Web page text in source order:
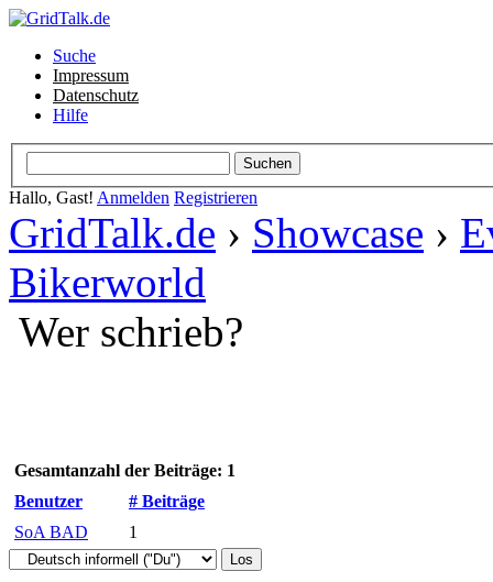
Suche
Impressum
Datenschutz
Hilfe
Hallo, Gast! Anmelden Registrieren
GridTalk.de › Showcase ›
Bikerworld
Wer schrieb?
Gesamtanzahl der Beiträge: 1
Benutzer
# Beiträge
SoA BAD
1